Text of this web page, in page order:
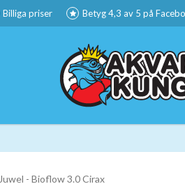
Billiga priser Betyg 4,3 av 5 på
Juwel - Bioflow 3.0 Cirax